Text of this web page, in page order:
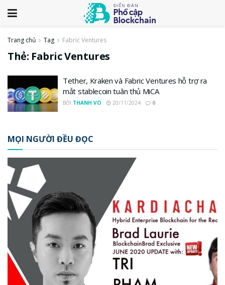
Trang chủ Tag Fabric Ventures
Thẻ: Fabric Ventures
Tether, Kraken và Fabric Ventures hỗ trợ ra
mắt stablecoin tuân thủ MiCA
BỞI THANH VO 20/11/2024 0
MỌI NGƯỜI ĐỀU ĐỌC